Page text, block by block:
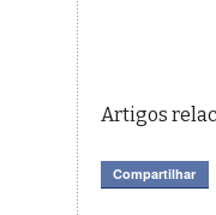
Artigos
Compartilhar